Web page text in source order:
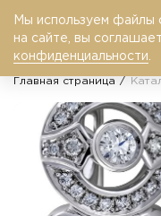
Главная страница
Мы используем файлы
на сайте, вы
конфиденциальности